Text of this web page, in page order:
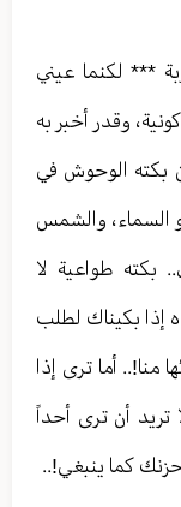
*** لكنما عيني
وقدر أخبر به
الوحوش في
السماء، والشمس
بكته طواعية لا
إذا بكيناك لطلب
منا!.. أما ترى إذا
أن ترى أحداً
كما ينبغي!..